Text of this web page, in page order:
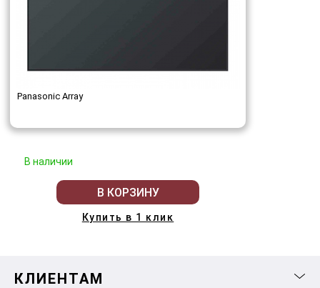
Panasonic Array
В наличии
В КОРЗИНУ
Купить в 1 клик
КЛИЕНТАМ